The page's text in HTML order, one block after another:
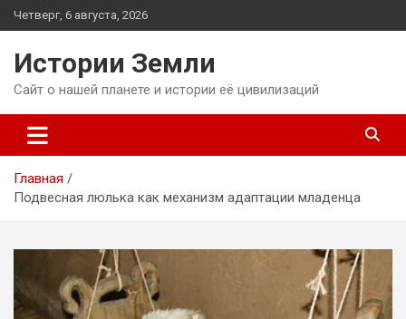
Перейти
к
Четверг, 6 августа, 2026
Истории Земли
Сайт о нашей планете и истории её цивилизаций
Главная
Подвесная люлька как механизм адаптации младенца